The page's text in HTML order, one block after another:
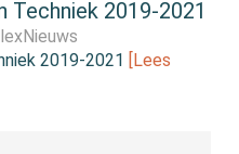
Techniek 2019-2021
2019-2021 [Lees